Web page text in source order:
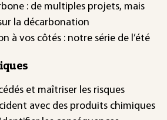
: de multiples projets, mais
la décarbonation
à vos côtés : notre série de l’été
et maîtriser les risques
avec des produits chimiques